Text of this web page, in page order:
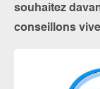
souhaitez
conseillons